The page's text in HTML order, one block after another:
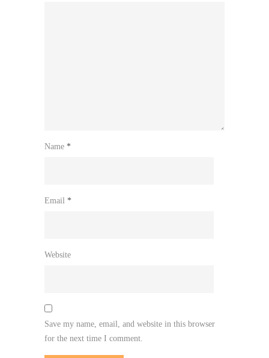
Name *
Email *
Website
Save my name, email, and website in this browser
for the next time I comment.